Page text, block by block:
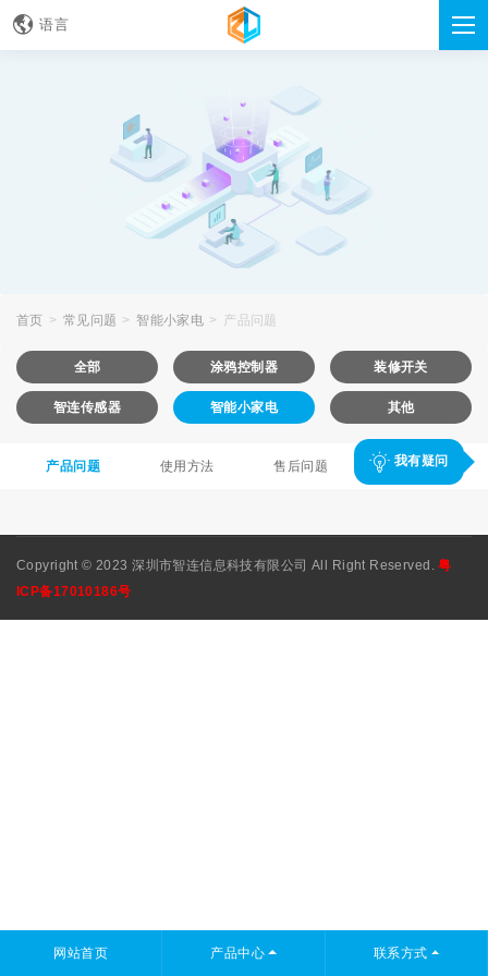
语言
首页 常见问题 智能小家电 产品问题
我有疑问
全部 涂鸦控制器 装修开关
智连传感器 智能小家电 其他
产品问题 使用方法 售后问题 其他问题
Copyright © 2023 深圳市智连信息科技有限公司 All Right Reserved.粤
ICP备17010186号
网站首页 产品中心 联系方式